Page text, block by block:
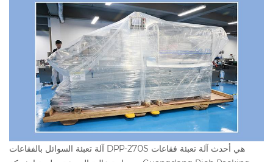
آلة تعبئة السوائل بالفقاعات DPP-270S هي أحدث آلة تعبئة فقاعات